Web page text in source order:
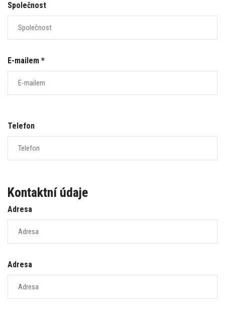
Společnost
E-mailem *
Telefon
Kontaktní údaje
Adresa
Adresa